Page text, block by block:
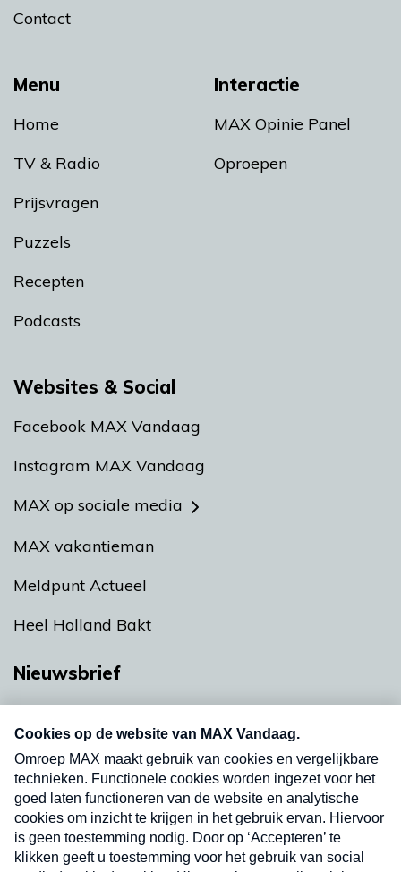
Menu
Home
TV & Radio
Prijsvragen
Puzzels
Recepten
Podcasts
Interactie
MAX Opinie Panel
Oproepen
Contact
Websites & Social
Facebook MAX Vandaag
Instagram MAX Vandaag
MAX op sociale media
MAX vakantieman
Meldpunt Actueel
Heel Holland Bakt
Nieuwsbrief
Neem hier een gratis abonnement op onze
nieuwsbrief. Elke vrijdag- en dinsdagochtend in
uw mailbox.
Verzend